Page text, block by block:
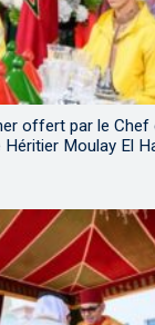
offert par le
Moulay El